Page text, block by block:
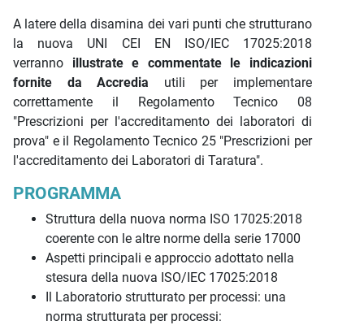
A latere della disamina dei vari punti che strutturano
la nuova UNI CEI EN ISO/IEC 17025:2018
verranno illustrate e commentate le indicazioni
fornite da Accredia utili per implementare
correttamente il Regolamento Tecnico 08
"Prescrizioni per l'accreditamento dei laboratori di
prova" e il Regolamento Tecnico 25 "Prescrizioni per
l'accreditamento dei Laboratori di Taratura".
PROGRAMMA
Struttura della nuova norma ISO 17025:2018
coerente con le altre norme della serie 17000
Aspetti principali e approccio adottato nella
stesura della nuova ISO/IEC 17025:2018
Il Laboratorio strutturato per processi: una
norma strutturata per processi: